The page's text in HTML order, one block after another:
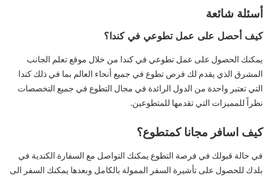
أسئلة شائعة
كيف أحصل على عمل تطوعي في كندا؟
يمكنك الحصول على عمل تطوعي في كندا من خلال موقع تعلم الجانب
المشرق الذي يقدم لك فرص تطوع في جميع أنحاء العالم بما في ذلك كندا
التي تعتبر واحدة من الدول الرائدة في مجال التطوع في جميع التخصصات
نظراً للمميزات التي تقدمها للمتطوعين.
كيف اسافر مجانا كمتطوع؟
في حالة قبولك في فرصة التطوع يمكنك التواصل مع السفارة الكندية في
بلدك للحصول على تأشيرة السفر الممولة بالكامل وبعدها يمكنك السفر الى